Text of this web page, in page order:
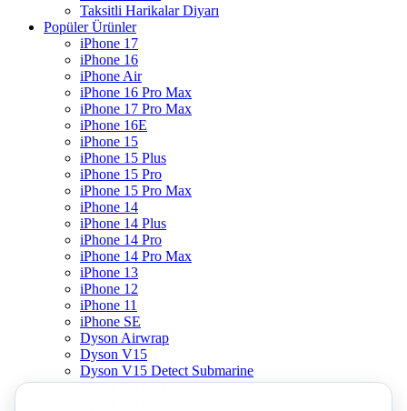
Taksitli Harikalar Diyarı
Popüler Ürünler
iPhone 17
iPhone 16
iPhone Air
iPhone 16 Pro Max
iPhone 17 Pro Max
iPhone 16E
iPhone 15
iPhone 15 Plus
iPhone 15 Pro
iPhone 15 Pro Max
iPhone 14
iPhone 14 Plus
iPhone 14 Pro
iPhone 14 Pro Max
iPhone 13
iPhone 12
iPhone 11
iPhone SE
Dyson Airwrap
Dyson V15
Dyson V15 Detect Submarine
Dyson Airstrait